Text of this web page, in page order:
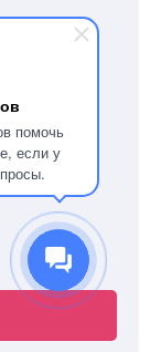
помочь
если у
77